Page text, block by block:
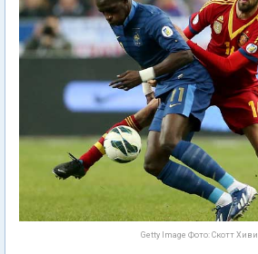
Getty Image Фото: Скотт Хиви